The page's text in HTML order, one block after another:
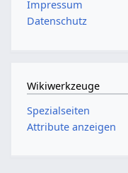
Impressum
Datenschutz
Wikiwerkzeuge
Spezialseiten
Attribute anzeigen